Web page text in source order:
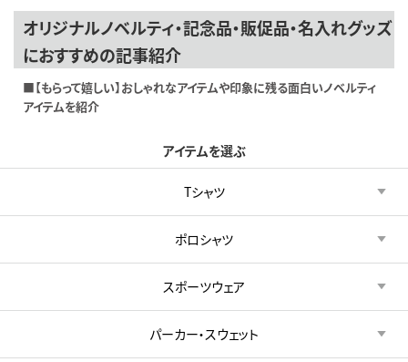
オリジナルノベルティ・記念品・販促品・名入れグッズ
におすすめの記事紹介
■【もらって嬉しい】おしゃれなアイテムや印象に残る面白いノベルティ
アイテムを紹介
アイテムを選ぶ
Tシャツ
ポロシャツ
スポーツウェア
パーカー・スウェット